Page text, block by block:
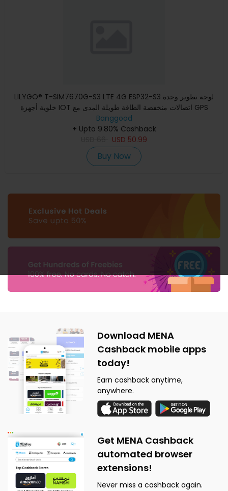
LILYGO® T-SIM7670G-S3 LTE 4G ESP32-S3 لوحة تطوير وحدة
خلوية أجهزة IOT اتصالات منخفضة الطاقة طويلة المدى مع GPS
Banggood
+ Upto 9.80% Cashback
USD 50.99
Buy Now
Download MENA
Cashback mobile apps
today!
Earn cashback anytime,
anywhere.
Get MENA Cashback
automated browser
extensions!
Never miss a cashback again.